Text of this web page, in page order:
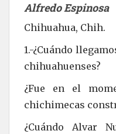
Alfredo Espinosa
Chihuahua, Chih.
1.-¿Cuándo
chihuahuenses?
¿Fue en el
chichimecas
¿Cuándo Alvar